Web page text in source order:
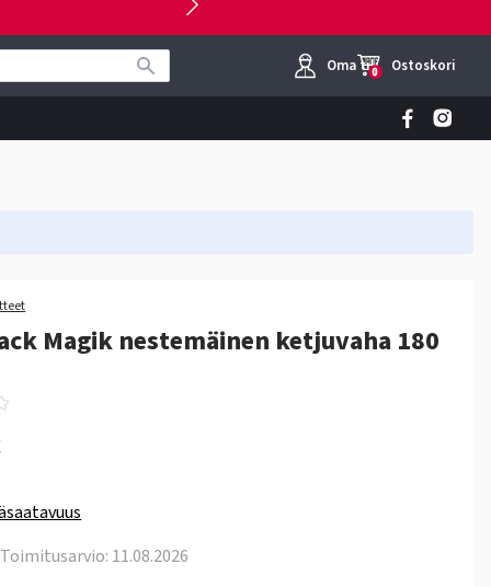
Oma tili
0 Ostoskori
Magik nestemäinen ketjuvaha 180
11.08.2026